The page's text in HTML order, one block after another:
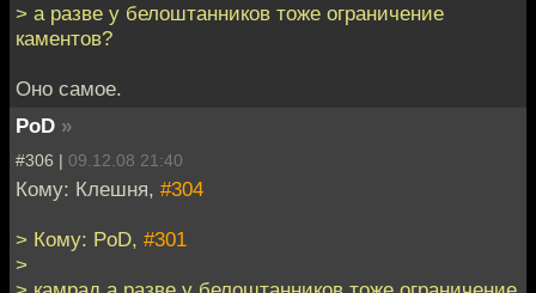
> а разве у белоштанников тоже ограничение
каментов?
Оно самое.
PoD »
#306 | 09.12.08 21:40
Кому: Клешня, #304
> Кому: PoD, #301
>